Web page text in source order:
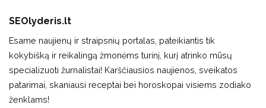
SEOlyderis.lt
Esame naujienų ir straipsnių portalas, pateikiantis tik
kokybišką ir reikalingą žmonėms turinį, kurį atrinko mūsų
specializuoti žurnalistai! Karščiausios naujienos, sveikatos
patarimai, skaniausi receptai bei horoskopai visiems zodiako
ženklams!